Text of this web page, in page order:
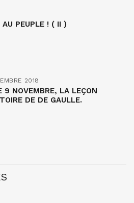
AU PEUPLE ! ( II )
2018
9 NOVEMBRE, LA LEÇON
DE DE GAULLE.